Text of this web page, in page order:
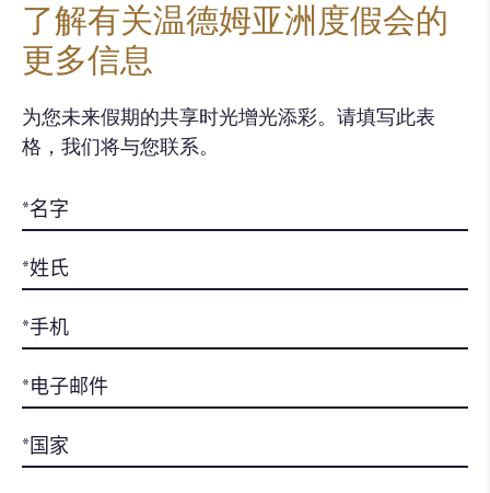
了解有关温德姆亚洲度假会的
更多信息
为您未来假期的共享时光增光添彩。请填写此表
格，我们将与您联系。